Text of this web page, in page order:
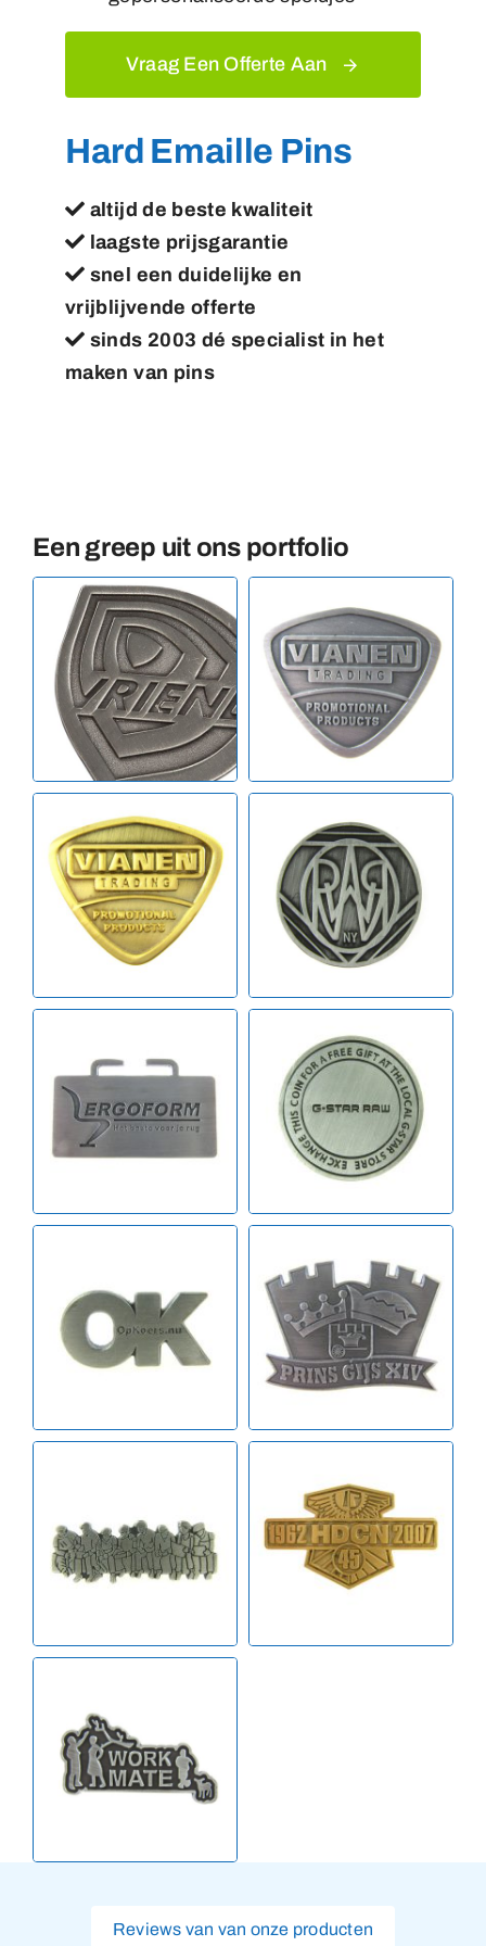
Vraag Een Offerte Aan
Hard Emaille Pins
altijd de beste kwaliteit
laagste prijsgarantie
snel een duidelijke en
vrijblijvende offerte
sinds 2003 dé specialist in het
maken van pins
Een greep uit ons portfolio
Reviews van van onze producten